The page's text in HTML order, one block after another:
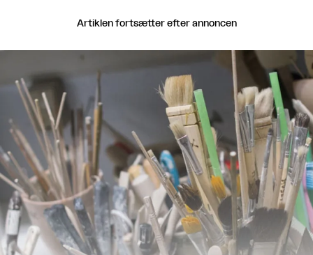
Artiklen fortsætter efter annoncen